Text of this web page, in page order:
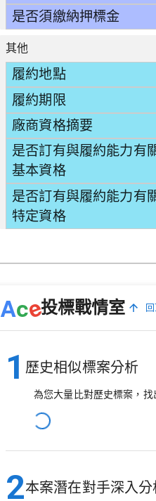
是否須繳納押標金
其他
履約地點
履約期限
廠商資格摘要
是否訂有與履約能力有
基本資格
是否訂有與履約能力有
特定資格
Ace投標戰情室
1 歷史相似標案分析
為您大量比對歷史標案，
2本案潛在對手深入分